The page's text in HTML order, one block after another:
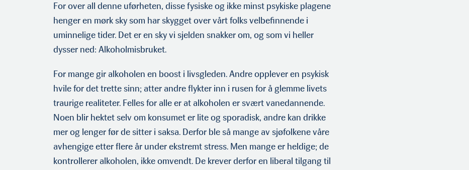
For over all denne uførheten, disse fysiske og ikke minst psykiske plagene
henger en mørk sky som har skygget over vårt folks velbefinnende i
uminnelige tider. Det er en sky vi sjelden snakker om, og som vi heller
dysser ned: Alkoholmisbruket.
For mange gir alkoholen en boost i livsgleden. Andre opplever en psykisk
hvile for det trette sinn; atter andre flykter inn i rusen for å glemme livets
traurige realiteter. Felles for alle er at alkoholen er svært vanedannende.
Noen blir hektet selv om konsumet er lite og sporadisk, andre kan drikke
mer og lenger før de sitter i saksa. Derfor ble så mange av sjøfolkene våre
avhengige etter flere år under ekstremt stress. Men mange er heldige; de
kontrollerer alkoholen, ikke omvendt. De krever derfor en liberal tilgang til